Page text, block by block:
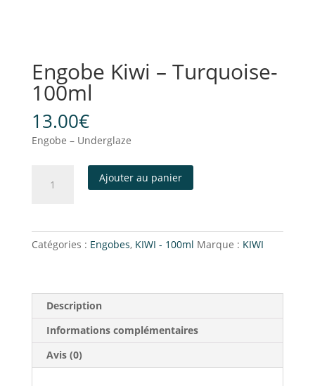
Engobe Kiwi – Turquoise-
100ml
13.00€
Engobe – Underglaze
Ajouter au panier
Catégories : Engobes, KIWI - 100ml Marque : KIWI
Description
Informations complémentaires
Avis (0)